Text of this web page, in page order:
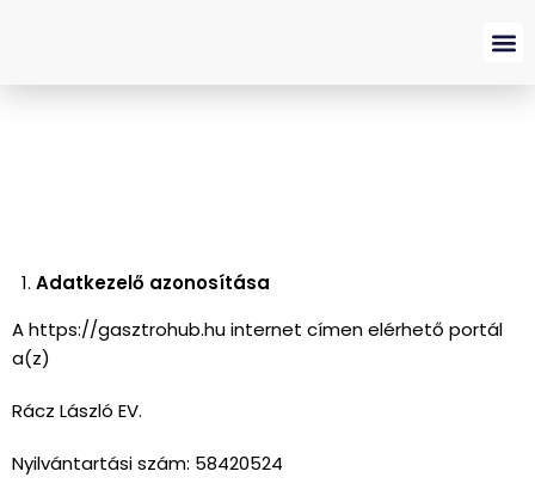
Adatkezelő azonosítása
A https://gasztrohub.hu internet címen elérhető portál
a(z)
Rácz László EV.
Nyilvántartási szám: 58420524